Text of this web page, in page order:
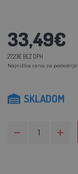
33,49€
27,23€ BEZ DPH
Najnižšia cena za
SKLADOM